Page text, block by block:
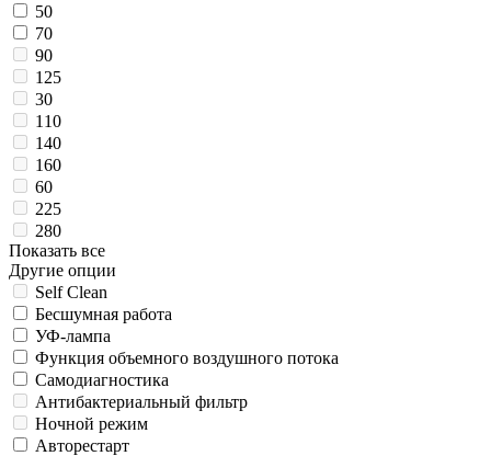
50
70
90
125
30
110
140
160
60
225
280
Показать все
Другие опции
Self Clean
Беcшумная работа
УФ-лампа
Функция объемного воздушного потока
Самодиагностика
Антибактериальный фильтр
Ночной режим
Авторестарт